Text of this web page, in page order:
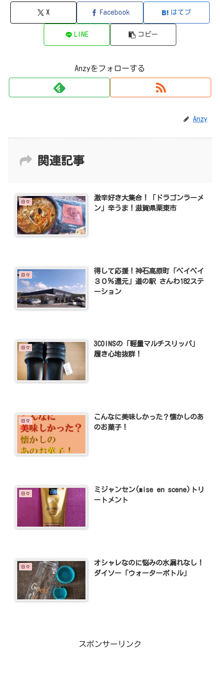
X Facebook はてブ
LINE コピー
Anzyをフォローする
Anzy
関連記事
日々
激辛好き大集合！「ドラゴンラーメ
ン」辛うま！滋賀県栗東市
日々
得して応援！神石高原町「ペイペイ
３０％還元」道の駅 さんわ182ステ
ーション
日々
3COINSの「軽量マルチスリッパ」
履き心地抜群！
日々
こんなに美味しかった？懐かしのあ
のお菓子！
日々
ミジャンセン(mise en scene)トリ
ートメント
日々
オシャレなのに悩みの水漏れなし！
ダイソー「ウォーターボトル」
スポンサーリンク